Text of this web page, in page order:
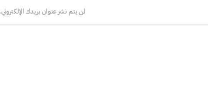
لن يتم نشر عنوان بريدك الإلكتروني.